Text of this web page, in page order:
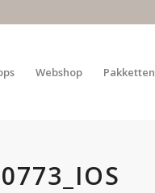
Webshop Pakketten